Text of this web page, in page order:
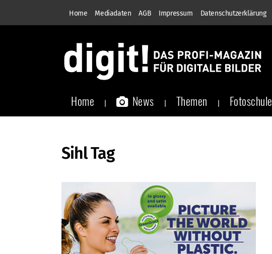
Home Mediadaten AGB Impressum Datenschutzerklärung
Home News Themen Fotoschule
Sihl Tag